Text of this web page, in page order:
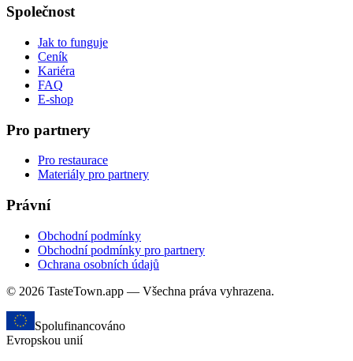
Společnost
Jak to funguje
Ceník
Kariéra
FAQ
E-shop
Pro partnery
Pro restaurace
Materiály pro partnery
Právní
Obchodní podmínky
Obchodní podmínky pro partnery
Ochrana osobních údajů
© 2026 TasteTown.app — Všechna práva vyhrazena.
Spolufinancováno
Evropskou unií